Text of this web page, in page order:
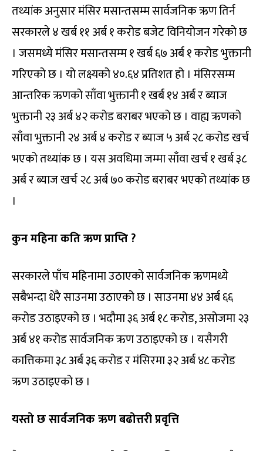
तथ्यांक अनुसार मंसिर मसान्तसम्म सार्वजनिक ऋण तिर्न
सरकारले ४ खर्ब ११ अर्ब १ करोड बजेट विनियोजन गरेको छ
। जसमध्ये मंसिर मसान्तसम्म १ खर्ब ६७ अर्ब १ करोड भुक्तानी
गरिएको छ । यो लक्ष्यको ४०.६४ प्रतिशत हो । मंसिरसम्म
आन्तरिक ऋणको साँवा भुक्तानी १ खर्ब १४ अर्ब र ब्याज
भुक्तानी २३ अर्ब ४२ करोड बराबर भएको छ । वाह्य ऋणको
साँवा भुक्तानी २४ अर्ब ४ करोड र ब्याज ५ अर्ब २८ करोड खर्च
भएको तथ्यांक छ । यस अवधिमा जम्मा साँवा खर्च १ खर्ब ३८
अर्ब र ब्याज खर्च २८ अर्ब ७० करोड बराबर भएको तथ्यांक छ
।
कुन महिना कति ऋण प्राप्ति ?
सरकारले पाँच महिनामा उठाएको सार्वजनिक ऋणमध्ये
सबैभन्दा धेरै साउनमा उठाएको छ । साउनमा ४४ अर्ब ६६
करोड उठाइएको छ । भदौमा ३६ अर्ब १८ करोड, असोजमा २३
अर्ब ४१ करोड सार्वजनिक ऋण उठाइएको छ । यसैगरी
कात्तिकमा ३८ अर्ब ३६ करोड र मंसिरमा ३२ अर्ब ४८ करोड
ऋण उठाइएको छ ।
यस्तो छ सार्वजनिक ऋण बढोत्तरी प्रवृत्ति